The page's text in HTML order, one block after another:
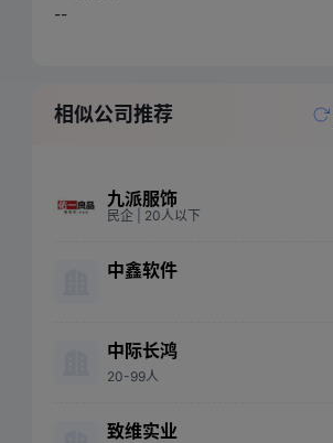
--
相似公司推荐
九派服饰
民企 | 20人以下
中鑫软件
中际长鸿
20-99人
致维实业